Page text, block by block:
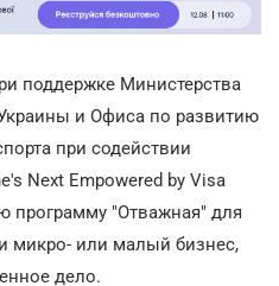
поддержке Министерства
и Офиса по развитию
при содействии
Next Empowered by Visa
программу "Отважная" для
микро- или малый бизнес,
дело.